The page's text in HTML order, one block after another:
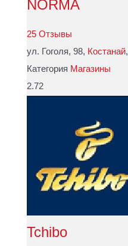
NORMA
25 Отзывы
ул. Гоголя, 98, Костанай,
Категория Магазины
2.72
Tchibo